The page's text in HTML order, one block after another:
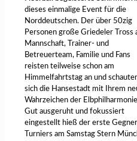
dieses einmalige Event für die
Norddeutschen. Der über 50zig
Personen große Griedeler Tross
Mannschaft, Trainer- und
Betreuerteam, Familie und Fans
reisten teilweise schon am
Himmelfahrtstag an und
sich die Hansestadt mit Ihrem
Wahrzeichen der
Gut ausgeruht und fokussiert
eingestellt hieß der erste
Turniers am Samstag Stern